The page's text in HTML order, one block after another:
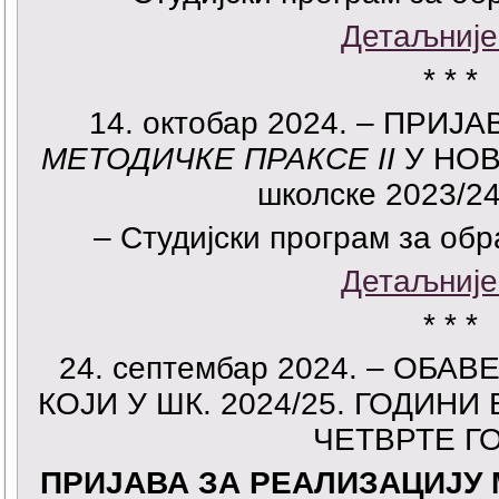
* * *
14. октобар 2024. –
МЕТОДИЧКЕ ПРАКСЕ II У
школске 2023/
– Студијски програм за
* * *
24. септембар 2024. –
КОЈИ У ШК. 2024/25.
ЧЕТВРТЕ
ПРИЈАВА ЗА